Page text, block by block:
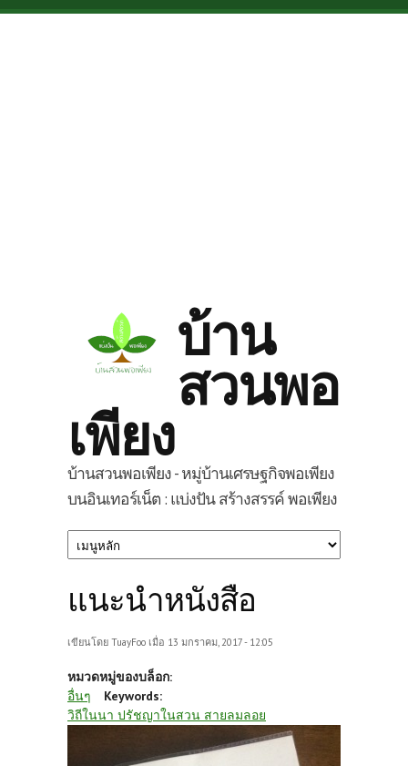
Skip to main content
บ้าน
สวนพอ
เพียง
บ้านสวนพอเพียง - หมู่บ้านเศรษฐกิจพอเพียง
บนอินเทอร์เน็ต : แบ่งปัน สร้างสรรค์ พอเพียง
แนะนำหนังสือ
เขียนโดย TuayFoo เมื่อ 13 มกราคม, 2017 - 12:05
หมวดหมู่ของบล็อก:
อื่นๆ
Keywords:
วิถีในนา ปรัชญาในสวน สายลมลอย